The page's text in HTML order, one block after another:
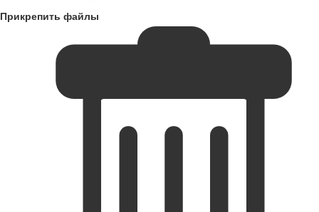
Прикрепить файлы